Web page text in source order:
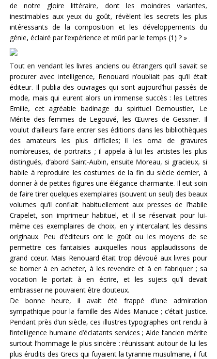
de notre gloire littéraire, dont les moindres variantes,
inestimables aux yeux du goût, révèlent les secrets les plus
intéressants de la composition et les développements du
génie, éclairé par l’expérience et mûri par le temps (1) ? »
Tout en vendant les livres anciens ou étrangers qu’il savait se
procurer avec intelligence, Renouard n’oubliait pas qu’il était
éditeur. Il publia des ouvrages qui sont aujourd’hui passés de
mode, mais qui eurent alors un immense succès : les Lettres
Emilie, cet agréable badinage du spirituel Demoustier, Le
Mérite des femmes de Legouvé, les Œuvres de Gessner. Il
voulut d’ailleurs faire entrer ses éditions dans les bibliothèques
des amateurs les plus difficiles; il les orna de gravures
nombreuses, de portraits ; il appela à lui les artistes les plus
distingués, d’abord Saint-Aubin, ensuite Moreau, si gracieux, si
habile à reproduire les costumes de la fin du siècle dernier, à
donner à de petites figures une élégance charmante. Il eut soin
de faire tirer quelques exemplaires (souvent un seul) des beaux
volumes qu’il confiait habituellement aux presses de l’habile
Crapelet, son imprimeur habituel, et il se réservait pour lui-
même ces exemplaires de choix, en y intercalant les dessins
originaux. Peu d’éditeurs ont le goût ou les moyens de se
permettre ces fantaisies auxquelles nous applaudissons de
grand cœur. Mais Renouard était trop dévoué aux livres pour
se borner à en acheter, à les revendre et à en fabriquer ; sa
vocation le portait à en écrire, et les sujets qu’il devait
embrasser ne pouvaient être douteux.
De bonne heure, il avait été frappé d’une admiration
sympathique pour la famille des Aldes Manuce ; c’était justice.
Pendant près d’un siècle, ces illustres typographes ont rendu à
l’intelligence humaine d’éclatants services ; Alde l’ancien mérite
surtout l’hommage le plus sincère : réunissant autour de lui les
plus érudits des Grecs qui fuyaient la tyrannie musulmane, il fut